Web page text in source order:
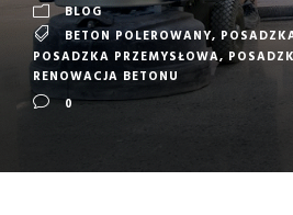
BLOG
BETON POLEROWANY,
POSADZKA PRZEMYSŁOWA,
RENOWACJA BETONU
0